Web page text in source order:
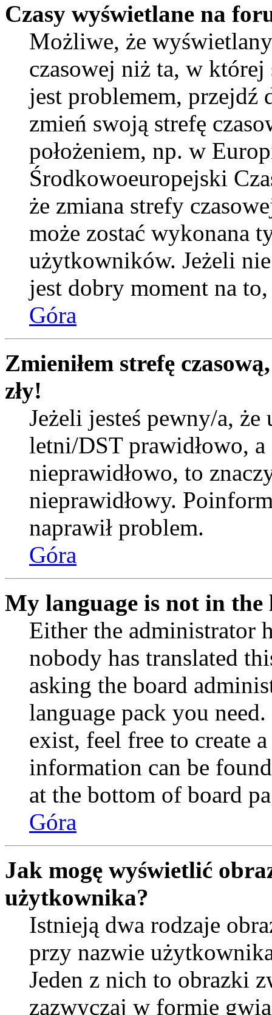
Czasy wyświetlane na
Możliwe, że
czasowej niż ta, w której
jest problemem,
zmień swoją strefę
położeniem, np. w
Środkowoeuropejski
że zmiana strefy
może zostać wykonana
użytkowników. Jeżeli
jest dobry moment na
Góra
Zmieniłem strefę
zły!
Jeżeli jesteś pewny/a, że
letni/DST prawidłowo,
nieprawidłowo, to
nieprawidłowy.
naprawił problem.
Góra
My language is not in the
Either the administrator
nobody has translated
asking the board
language pack you
exist, feel free to create
information can be
at the bottom of board
Góra
Jak mogę wyświetlić
użytkownika?
Istnieją dwa rodzaje
przy nazwie
Jeden z nich to obrazki
zazwyczaj w formie